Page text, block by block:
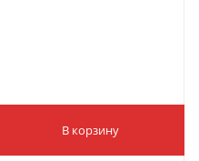
В корзину